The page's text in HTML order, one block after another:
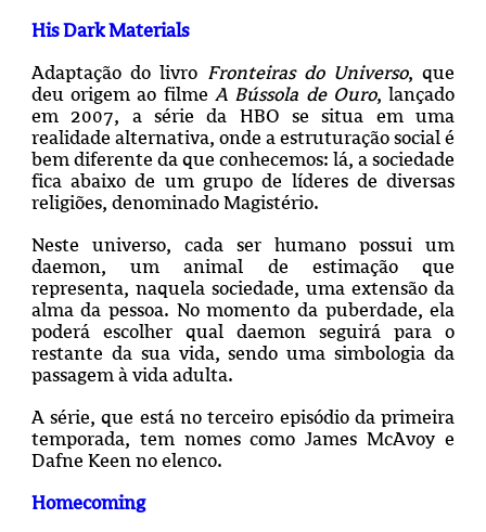
His Dark Materials
Adaptação do livro Fronteiras do Universo, que
deu origem ao filme A Bússola de Ouro, lançado
em 2007, a série da HBO se situa em uma
realidade alternativa, onde a estruturação social é
bem diferente da que conhecemos: lá, a sociedade
fica abaixo de um grupo de líderes de diversas
religiões, denominado Magistério.
Neste universo, cada ser humano possui um
daemon, um animal de estimação que
representa, naquela sociedade, uma extensão da
alma da pessoa. No momento da puberdade, ela
poderá escolher qual daemon seguirá para o
restante da sua vida, sendo uma simbologia da
passagem à vida adulta.
A série, que está no terceiro episódio da primeira
temporada, tem nomes como James McAvoy e
Dafne Keen no elenco.
Homecoming